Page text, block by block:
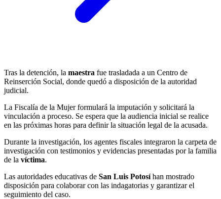
Tras la detención, la maestra fue trasladada a un Centro de
Reinserción Social, donde quedó a disposición de la autoridad
judicial.
La Fiscalía de la Mujer formulará la imputación y solicitará la
vinculación a proceso. Se espera que la audiencia inicial se realice
en las próximas horas para definir la situación legal de la acusada.
Durante la investigación, los agentes fiscales integraron la carpeta de
investigación con testimonios y evidencias presentadas por la familia
de la víctima.
Las autoridades educativas de San Luis Potosíhan mostrado
disposición para colaborar con las indagatorias y garantizar el
seguimiento del caso.